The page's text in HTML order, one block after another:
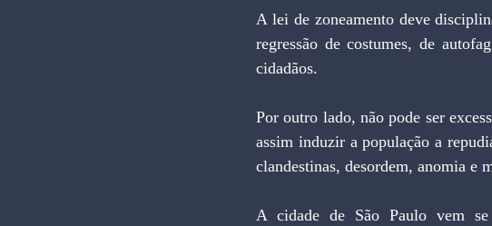
A lei de zoneamento deve
regressão de costumes, de
cidadãos.
Por outro lado, não pode ser
assim induzir a população a
clandestinas, desordem, anomia e
A cidade de São Paulo vem